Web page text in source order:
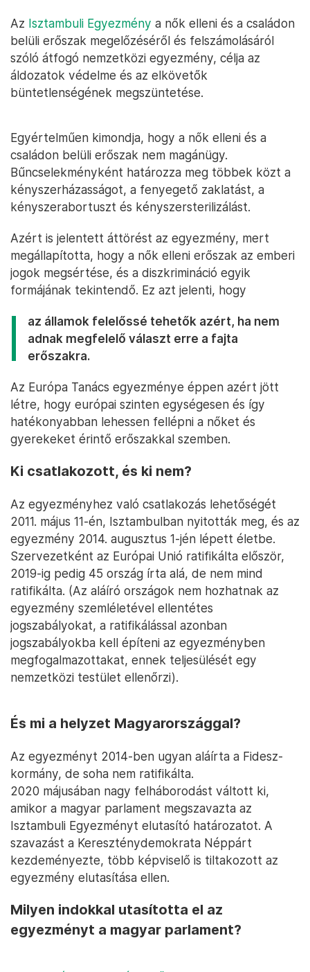
Az Isztambuli Egyezmény a nők elleni és a családon
belüli erőszak megelőzéséről és felszámolásáról
szóló átfogó nemzetközi egyezmény, célja az
áldozatok védelme és az elkövetők
büntetlenségének megszüntetése.
Egyértelműen kimondja, hogy a nők elleni és a
családon belüli erőszak nem magánügy.
Bűncselekményként határozza meg többek közt a
kényszerházasságot, a fenyegető zaklatást, a
kényszerabortuszt és kényszersterilizálást.
Azért is jelentett áttörést az egyezmény, mert
megállapította, hogy a nők elleni erőszak az emberi
jogok megsértése, és a diszkrimináció egyik
formájának tekintendő. Ez azt jelenti, hogy
az államok felelőssé tehetők azért, ha nem
adnak megfelelő választ erre a fajta
erőszakra.
Az Európa Tanács egyezménye éppen azért jött
létre, hogy európai szinten egységesen és így
hatékonyabban lehessen fellépni a nőket és
gyerekeket érintő erőszakkal szemben.
Ki csatlakozott, és ki nem?
Az egyezményhez való csatlakozás lehetőségét
2011. május 11-én, Isztambulban nyitották meg, és az
egyezmény 2014. augusztus 1-jén lépett életbe.
Szervezetként az Európai Unió ratifikálta először,
2019-ig pedig 45 ország írta alá, de nem mind
ratifikálta. (Az aláíró országok nem hozhatnak az
egyezmény szemléletével ellentétes
jogszabályokat, a ratifikálással azonban
jogszabályokba kell építeni az egyezményben
megfogalmazottakat, ennek teljesülését egy
nemzetközi testület ellenőrzi).
És mi a helyzet Magyarországgal?
Az egyezményt 2014-ben ugyan aláírta a Fidesz-
kormány, de soha nem ratifikálta.
2020 májusában nagy felháborodást váltott ki,
amikor a magyar parlament megszavazta az
Isztambuli Egyezményt elutasító határozatot. A
szavazást a Kereszténydemokrata Néppárt
kezdeményezte, több képviselő is tiltakozott az
egyezmény elutasítása ellen.
Milyen indokkal utasította el az
egyezményt a magyar parlament?